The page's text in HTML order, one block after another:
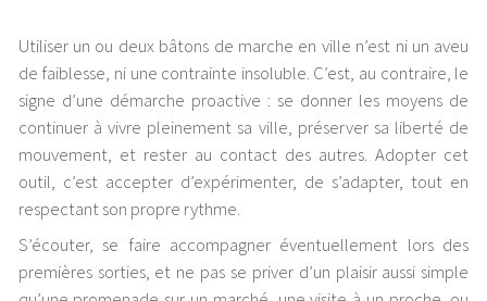
Utiliser un ou deux bâtons de marche en ville n’est ni un aveu
de faiblesse, ni une contrainte insoluble. C’est, au contraire, le
signe d’une démarche proactive : se donner les moyens de
continuer à vivre pleinement sa ville, préserver sa liberté de
mouvement, et rester au contact des autres. Adopter cet
outil, c’est accepter d’expérimenter, de s’adapter, tout en
respectant son propre rythme.
S’écouter, se faire accompagner éventuellement lors des
premières sorties, et ne pas se priver d’un plaisir aussi simple